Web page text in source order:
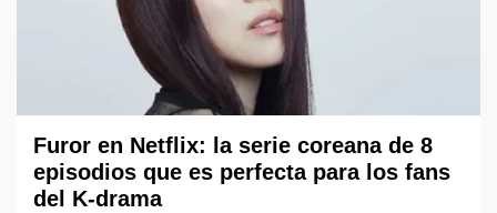
Furor en Netflix: la serie coreana de 8
episodios que es perfecta para los fans
del K-drama